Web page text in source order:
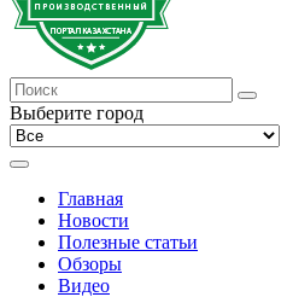
Выберите город
Главная
Новости
Полезные статьи
Обзоры
Видео